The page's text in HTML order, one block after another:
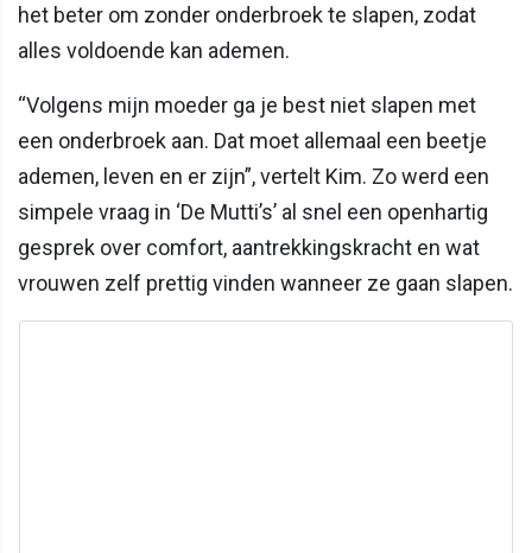
het beter om zonder onderbroek te slapen, zodat
alles voldoende kan ademen.
“Volgens mijn moeder ga je best niet slapen met
een onderbroek aan. Dat moet allemaal een beetje
ademen, leven en er zijn”, vertelt Kim. Zo werd een
simpele vraag in ‘De Mutti’s’ al snel een openhartig
gesprek over comfort, aantrekkingskracht en wat
vrouwen zelf prettig vinden wanneer ze gaan slapen.